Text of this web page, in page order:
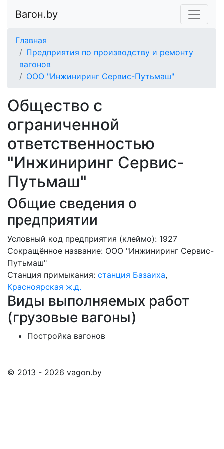
Вагон.by
Главная
Предприятия по производству и ремонту
вагонов
ООО "Инжиниринг Сервис-Путьмаш"
Общество с
ограниченной
ответственностью
"Инжиниринг Сервис-
Путьмаш"
Общие сведения о
предприятии
Условный код предприятия (клеймо): 1927
Сокращённое название: ООО "Инжиниринг Сервис-
Путьмаш"
Станция примыкания: станция Базаиха,
Красноярская ж.д.
Виды выполняемых работ
(грузовые вагоны)
Постройка вагонов
© 2013 - 2026 vagon.by